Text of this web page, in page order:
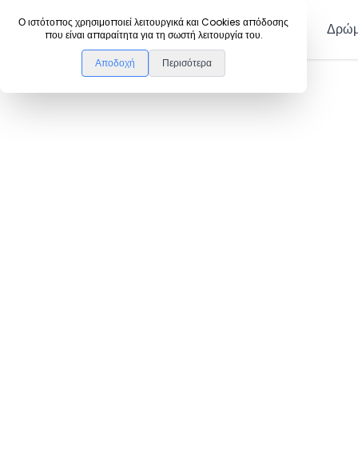
Ο ιστότοπος χρησιμοποιεί λειτουργικά και Cookies απόδοσης
που είναι απαραίτητα για τη σωστή λειτουργία του.
Αποδοχή Περισότερα
DanceLink Μέλη